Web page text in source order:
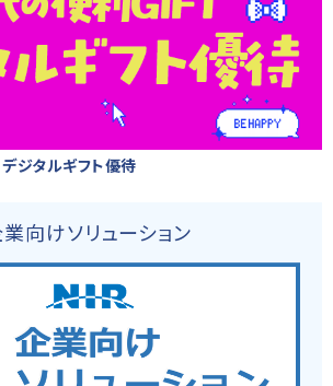
タルギフト優待
向けソリューション